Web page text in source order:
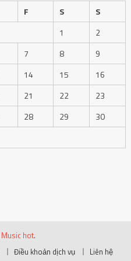
F S
S
1
2
7 8
9
14 15
16
21 22
23
28 29
30
Music hot.
Điều khoản dịch vụ Liên hệ